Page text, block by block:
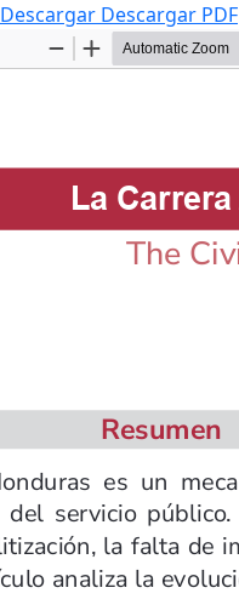
Descargar Descargar PDF